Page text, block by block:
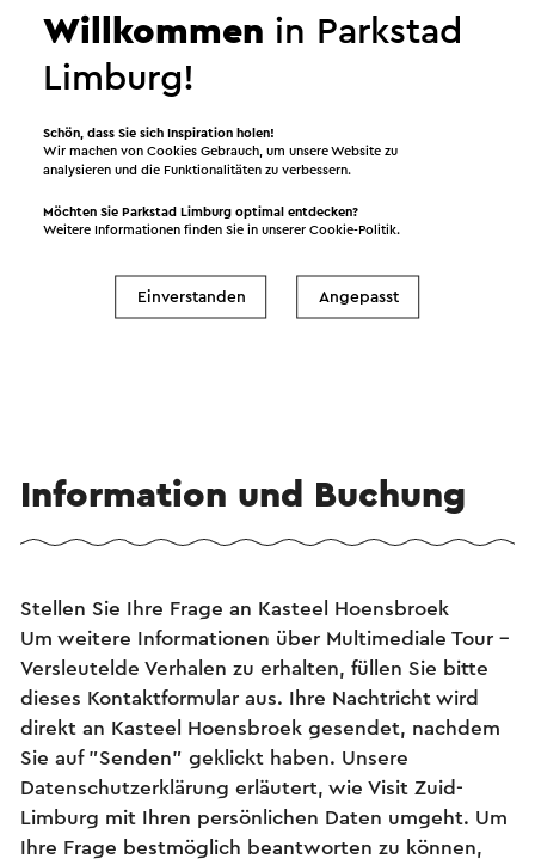
Angeboten von
Kasteel Hoensbroek
Information und Buchung
Stellen Sie Ihre Frage an Kasteel Hoensbroek
Um weitere Informationen über Multimediale Tour -
Versleutelde Verhalen zu erhalten, füllen Sie bitte
dieses Kontaktformular aus. Ihre Nachtricht wird
direkt an Kasteel Hoensbroek gesendet, nachdem
Sie auf "Senden" geklickt haben. Unsere
Datenschutzerklärung erläutert, wie Visit Zuid-
Limburg mit Ihren persönlichen Daten umgeht. Um
Ihre Frage bestmöglich beantworten zu können,
Willkommen in Parkstad
Limburg!
Schön, dass Sie sich Inspiration holen!
Wir machen von Cookies Gebrauch, um unsere Website zu
analysieren und die Funktionalitäten zu verbessern.
Möchten Sie Parkstad Limburg optimal entdecken?
Weitere Informationen finden Sie in unsererCookie-Politik
Einverstanden Angepasst